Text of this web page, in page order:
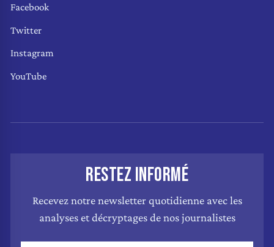
Facebook
Twitter
Instagram
YouTube
RESTEZ INFORMÉ
Recevez notre newsletter quotidienne avec les
analyses et décryptages de nos journalistes